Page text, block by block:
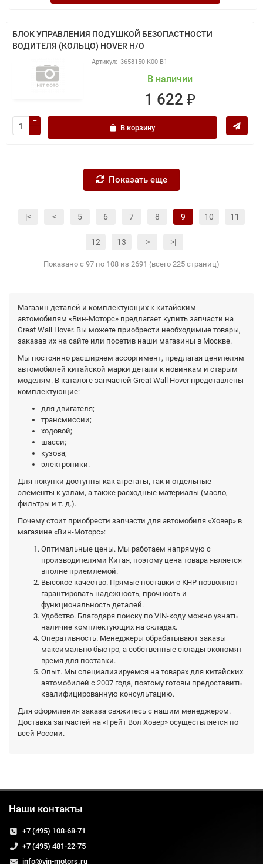
БЛОК УПРАВЛЕНИЯ ПОДУШКОЙ БЕЗОПАСТНОСТИ
ВОДИТЕЛЯ (КОЛЬЦО) HOVER Н/О
3658150-K00-B1
В наличии
1 622 ₽
В корзину
Показать еще
|< < 5 6 7 8 9 10 11
12 13 > >|
Показано с 97 по 108 из 2691 (всего 225 страниц)
Магазин деталей и комплектующих к китайским
автомобилям «Вин-Моторс» предлагает купить запчасти на
Great Wall Hover. Вы можете приобрести необходимые товары,
заказав их на сайте или посетив наши магазины в Москве.
Мы постоянно расширяем ассортимент, предлагая ценителям
автомобилей китайской марки детали к новинкам и старым
моделям. В каталоге запчастей Great Wall Hover представлены
комплектующие:
для двигателя;
трансмиссии;
ходовой;
шасси;
кузова;
электроники.
Для покупки доступны как агрегаты, так и отдельные
элементы к узлам, а также расходные материалы (масло,
фильтры и т. д.).
Почему стоит приобрести запчасти для автомобиля «Ховер» в
магазине «Вин-Моторс»:
Оптимальные цены. Мы работаем напрямую с
производителями Китая, поэтому цена товара является
вполне приемлемой.
Высокое качество. Прямые поставки с КНР позволяют
гарантировать надежность, прочность и
функциональность деталей.
Удобство. Благодаря поиску по VIN-коду можно узнать
наличие комплектующих на складах.
Оперативность. Менеджеры обрабатывают заказы
максимально быстро, а собственные склады экономят
время для поставки.
Опыт. Мы специализируемся на товарах для китайских
автомобилей с 2007 года, поэтому готовы предоставить
квалифицированную консультацию.
Для оформления заказа свяжитесь с нашим менеджером.
Доставка запчастей на «Грейт Вол Ховер» осуществляется по
всей России.
Наши контакты
+7 (495) 108-68-71
+7 (495) 481-22-75
info@vin-motors.ru